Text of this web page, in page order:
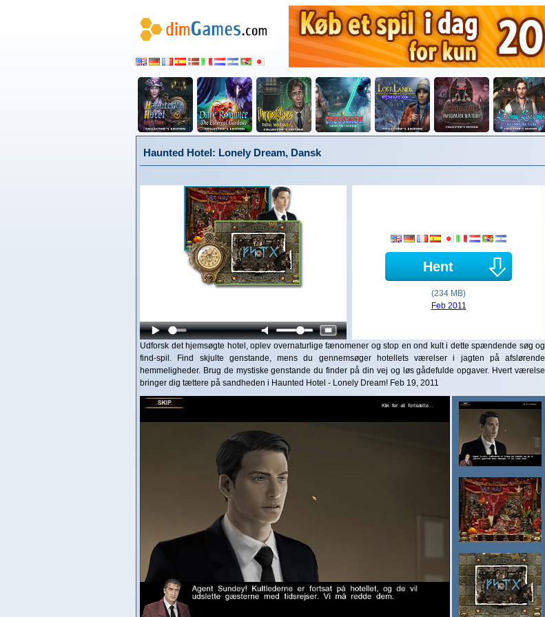
Haunted Hotel: Lonely Dream, Dansk
Hent
(234 MB)
Feb 2011
Udforsk det hjemsøgte hotel, oplev overnaturlige fænomener og stop en ond kult i dette spændende søg og
find-spil. Find skjulte genstande, mens du gennemsøger hotellets værelser i jagten på afslørende
hemmeligheder. Brug de mystiske genstande du finder på din vej og løs gådefulde opgaver. Hvert værelse
bringer dig tættere på sandheden i Haunted Hotel - Lonely Dream! Feb 19, 2011